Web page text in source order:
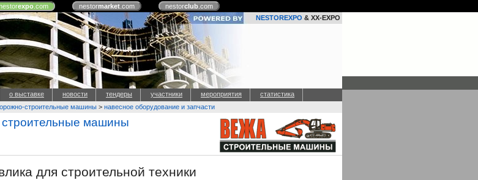
expo.com nestormarket.com nestorclub.com
NESTOREXPO & XX-EXPO
о выставке новости тендеры участники мероприятия статистика
строительные машины > навесное оборудование и запчасти
машины
для строительной техники